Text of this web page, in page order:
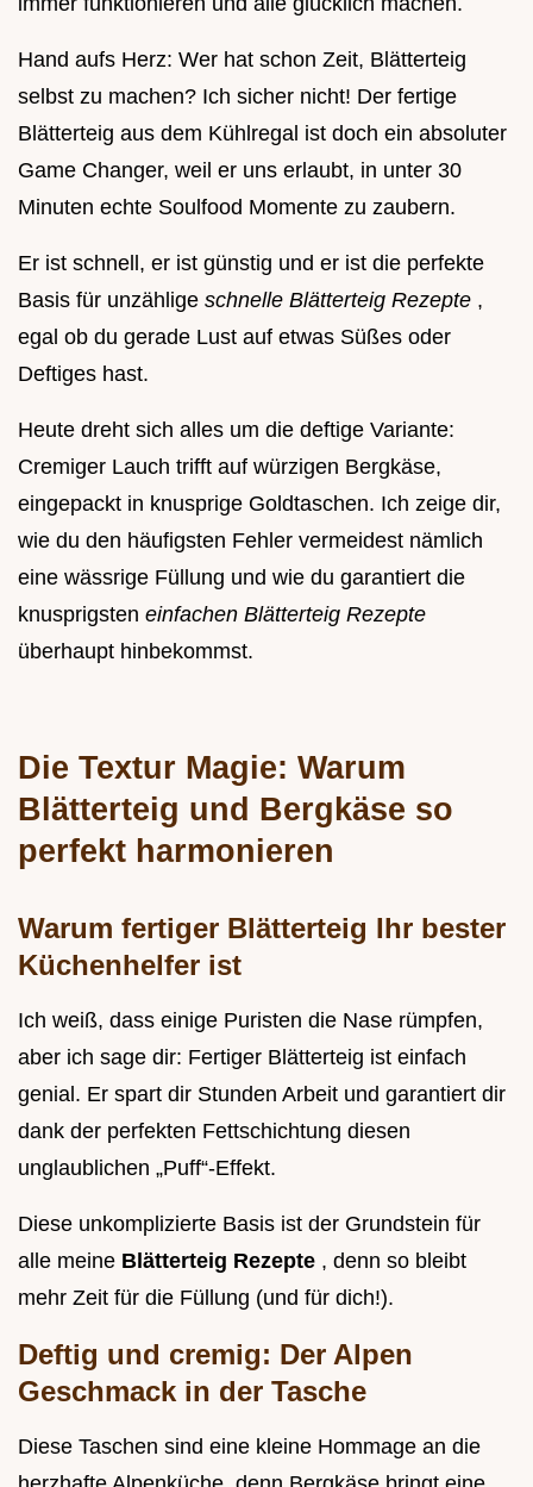
Hand aufs Herz: Wer hat schon Zeit, Blätterteig
selbst zu machen? Ich sicher nicht! Der fertige
Blätterteig aus dem Kühlregal ist doch ein absoluter
Game Changer, weil er uns erlaubt, in unter 30
Minuten echte Soulfood Momente zu zaubern.
Er ist schnell, er ist günstig und er ist die perfekte
Basis für unzählige schnelle Blätterteig Rezepte ,
egal ob du gerade Lust auf etwas Süßes oder
Deftiges hast.
Heute dreht sich alles um die deftige Variante:
Cremiger Lauch trifft auf würzigen Bergkäse,
eingepackt in knusprige Goldtaschen. Ich zeige dir,
wie du den häufigsten Fehler vermeidest nämlich
eine wässrige Füllung und wie du garantiert die
knusprigsten einfachen Blätterteig Rezepte
überhaupt hinbekommst.
Die Textur Magie: Warum
Blätterteig und Bergkäse so
perfekt harmonieren
Warum fertiger Blätterteig Ihr bester
Küchenhelfer ist
Ich weiß, dass einige Puristen die Nase rümpfen,
aber ich sage dir: Fertiger Blätterteig ist einfach
genial. Er spart dir Stunden Arbeit und garantiert dir
dank der perfekten Fettschichtung diesen
unglaublichen „Puff“-Effekt.
Diese unkomplizierte Basis ist der Grundstein für
alle meine Blätterteig Rezepte , denn so bleibt
mehr Zeit für die Füllung (und für dich!).
Deftig und cremig: Der Alpen
Geschmack in der Tasche
Diese Taschen sind eine kleine Hommage an die